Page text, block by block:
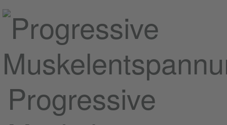
Progressive